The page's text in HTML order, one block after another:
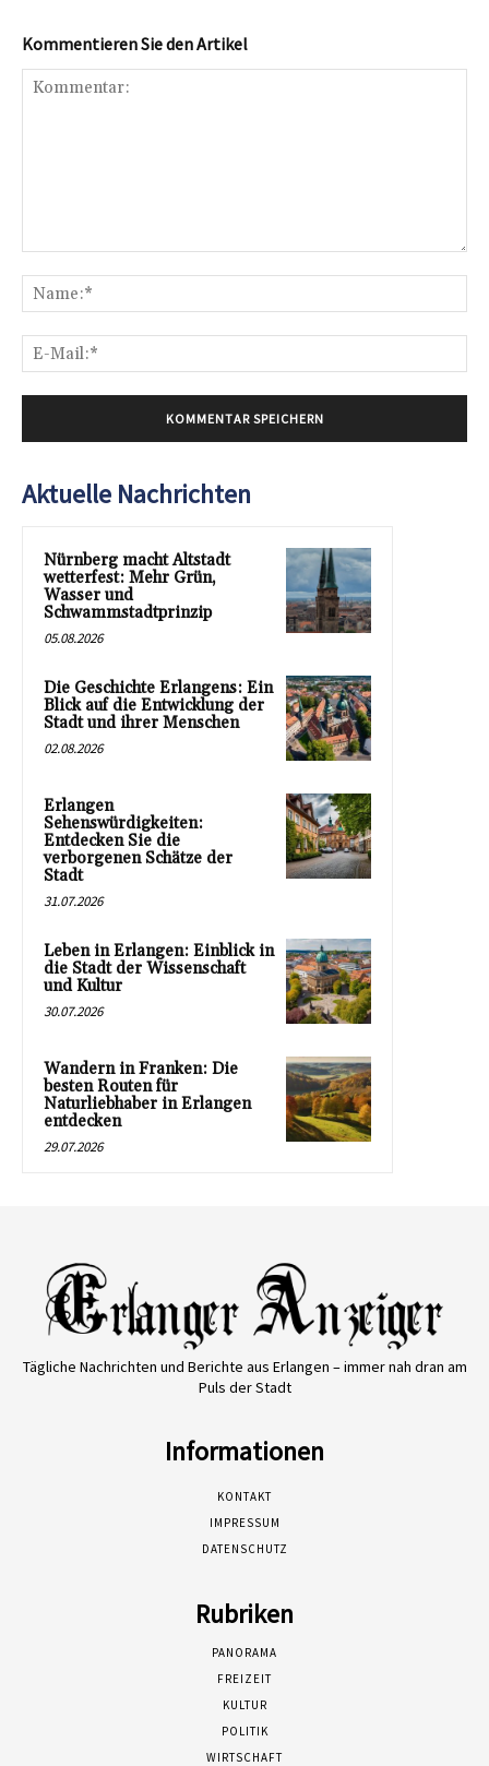
Kommentieren Sie den Artikel
Aktuelle Nachrichten
Nürnberg macht Altstadt
wetterfest: Mehr Grün,
Wasser und
Schwammstadtprinzip
05.08.2026
Die Geschichte Erlangens: Ein
Blick auf die Entwicklung der
Stadt und ihrer Menschen
02.08.2026
Erlangen
Sehenswürdigkeiten:
Entdecken Sie die
verborgenen Schätze der
Stadt
31.07.2026
Leben in Erlangen: Einblick in
die Stadt der Wissenschaft
und Kultur
30.07.2026
Wandern in Franken: Die
besten Routen für
Naturliebhaber in Erlangen
entdecken
29.07.2026
Tägliche Nachrichten und Berichte aus Erlangen – immer nah dran am
Puls der Stadt
Informationen
KONTAKT
IMPRESSUM
DATENSCHUTZ
Rubriken
PANORAMA
FREIZEIT
KULTUR
POLITIK
WIRTSCHAFT